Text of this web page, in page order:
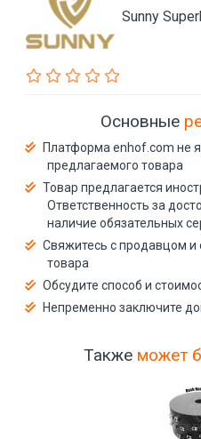
Sunny
Основные
Платформа enhof.com не
предлагаемого товара
Товар предлагается
Ответственность за
наличие обязательных
Свяжитесь с продавцом и
товара
Обсудите способ и
Непременно заключите
Также может